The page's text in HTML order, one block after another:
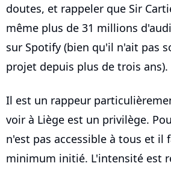
doutes, et rappeler que Sir
même plus de 31 millions
sur Spotify (bien qu'il n'ait pas
projet depuis plus de trois ans).
Il est un rappeur
voir à Liège est un privilège.
n'est pas accessible à tous et il
minimum initié. L'intensité est